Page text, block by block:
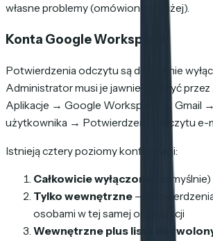
własne problemy (omówione poniżej).
Konta Google Workspace
Potwierdzenia odczytu są domyślnie
Administrator musi je jawnie włączyć
Aplikacje → Google Workspace → Gmail
użytkownika → Potwierdzenia odczytu e-
Istnieją cztery poziomy konfiguracji:
Całkowicie wyłączone
(domyślnie)
Tylko wewnętrzne —
osobami w tej samej organizacji
Wewnętrzne plus lista